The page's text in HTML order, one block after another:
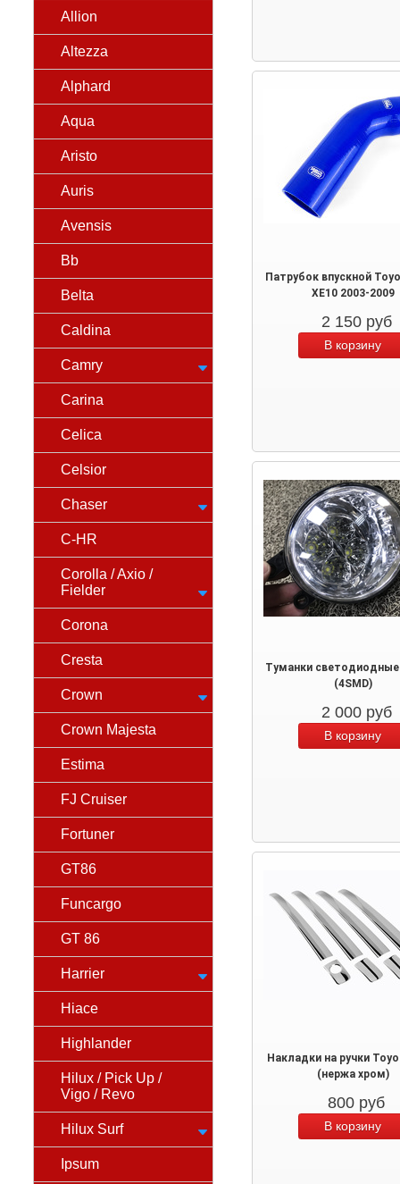
Allion
Altezza
Alphard
Aqua
Aristo
Auris
Avensis
Bb
Belta
Caldina
Camry
Carina
Celica
Celsior
Chaser
C-HR
Corolla / Axio /
Fielder
Corona
Cresta
Crown
Crown Majesta
Estima
FJ Cruiser
Fortuner
GT86
Funcargo
GT 86
Harrier
Hiace
Highlander
Hilux / Pick Up /
Vigo / Revo
Hilux Surf
Ipsum
Патрубок впускной
XE10 2003-2009
2 150 руб
Туманки
(4SMD)
2 000 руб
Накладки на ручки
(нержа хром)
800 руб